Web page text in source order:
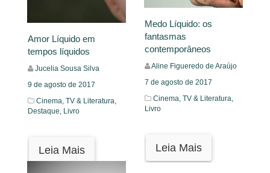
Amor Líquido em
tempos líquidos
Jucelia Sousa Silva
9 de agosto de 2017
Cinema, TV & Literatura,
Destaque, Livro
Leia Mais
Medo Líquido: os
fantasmas
contemporâneos
Aline Figueredo de Araújo
7 de agosto de 2017
Cinema, TV & Literatura,
Livro
Leia Mais